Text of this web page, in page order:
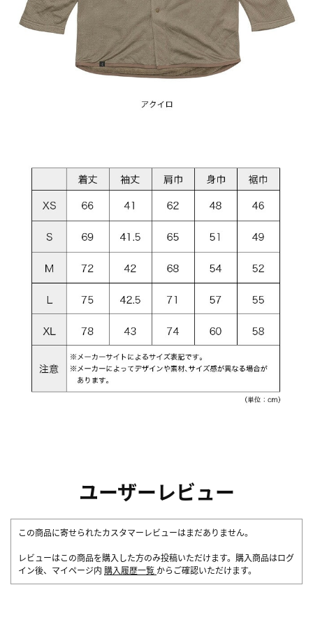
ユーザーレビュー
この商品に寄せられたカスタマーレビューはまだありません。
レビューはこの商品を購入した方のみ投稿いただけます。購入商品はログ
イン後、マイページ内 購入履歴一覧 からご確認いただけます。